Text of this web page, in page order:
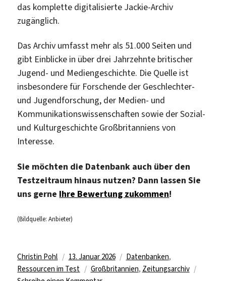
das komplette digitalisierte Jackie-Archiv
zugänglich.
Das Archiv umfasst mehr als 51.000 Seiten und
gibt Einblicke in über drei Jahrzehnte britischer
Jugend- und Mediengeschichte. Die Quelle ist
insbesondere für Forschende der Geschlechter-
und Jugendforschung, der Medien- und
Kommunikationswissenschaften sowie der Sozial-
und Kulturgeschichte Großbritanniens von
Interesse.
Sie möchten die Datenbank auch über den
Testzeitraum hinaus nutzen? Dann lassen Sie
uns gerne Ihre Bewertung zukommen!
(Bildquelle: Anbieter)
Autor
Christin Pohl
Veröffentlicht
am
13. Januar 2026 Kategorien
Datenbanken,
Ressourcen im Test
Schlagwörter
Großbritannien, Zeitungsarchiv